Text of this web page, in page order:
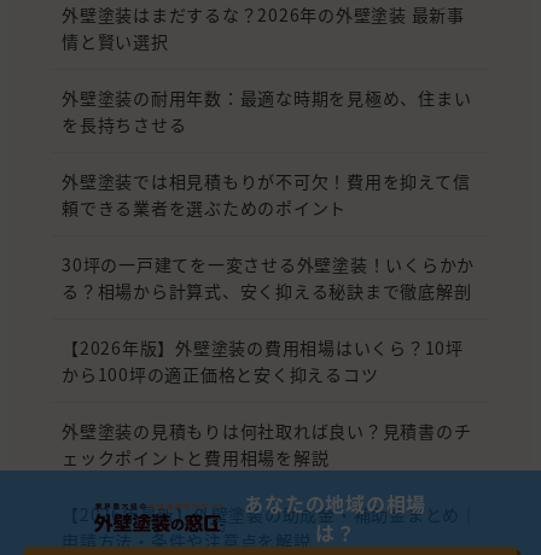
外壁塗装はまだするな？2026年の外壁塗装 最新事
情と賢い選択
外壁塗装の耐用年数：最適な時期を見極め、住まい
を長持ちさせる
外壁塗装では相見積もりが不可欠！費用を抑えて信
頼できる業者を選ぶためのポイント
30坪の一戸建てを一変させる外壁塗装！いくらかか
る？相場から計算式、安く抑える秘訣まで徹底解剖
【2026年版】外壁塗装の費用相場はいくら？10坪
から100坪の適正価格と安く抑えるコツ
外壁塗装の見積もりは何社取れば良い？見積書のチ
ェックポイントと費用相場を解説
【2026年最新】外壁塗装の助成金・補助金まとめ｜
申請方法・条件や注意点を解説
あなたの地域の相場
は？